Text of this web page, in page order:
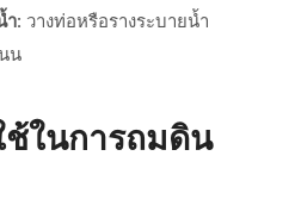
ำ: วางท่อหรือรางระบายน้ำ
น
ช้ในการถมดิน